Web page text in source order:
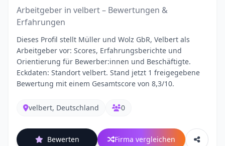
Arbeitgeber in velbert – Bewertungen &
Erfahrungen
Dieses Profil stellt Müller und Wolz GbR, Velbert als
Arbeitgeber vor: Scores, Erfahrungsberichte und
Orientierung für Bewerber:innen und Beschäftigte.
Eckdaten: Standort velbert. Stand jetzt 1 freigegebene
Bewertung mit einem Gesamtscore von 8,3/10.
velbert, Deutschland 0
Bewerten Firma vergleichen